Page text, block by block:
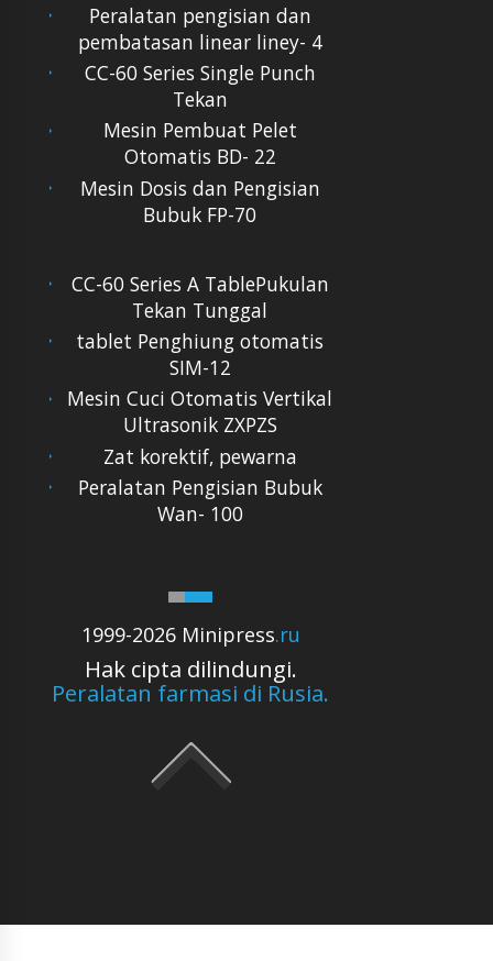
Peralatan pengisian dan
pembatasan linear liney- 4
CC-60 Series Single Punch
Tekan
Mesin Pembuat Pelet
Otomatis BD- 22
Mesin Dosis dan Pengisian
Bubuk FP-70
1999-2026 Minipress.ru
Hak cipta dilindungi.
Peralatan farmasi di Rusia.
CC-60 Series A TablePukulan
Tekan Tunggal
tablet Penghiung otomatis
SIM-12
Mesin Cuci Otomatis Vertikal
Ultrasonik ZXPZS
Zat korektif, pewarna
Peralatan Pengisian Bubuk
Wan- 100